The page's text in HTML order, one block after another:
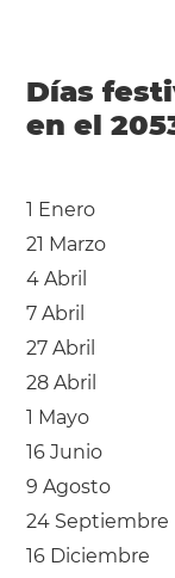
Días
en el
1 Enero
21 Marzo
4 Abril
7 Abril
27 Abril
28 Abril
1 Mayo
16 Junio
9 Agosto
24 Septiembre
16 Diciembre